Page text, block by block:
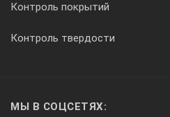
Контроль покрытий
Контроль твердости
МЫ В СОЦСЕТЯХ: